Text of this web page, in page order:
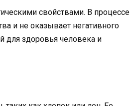
свойствами. В процессе
и не оказывает негативного
для здоровья человека и